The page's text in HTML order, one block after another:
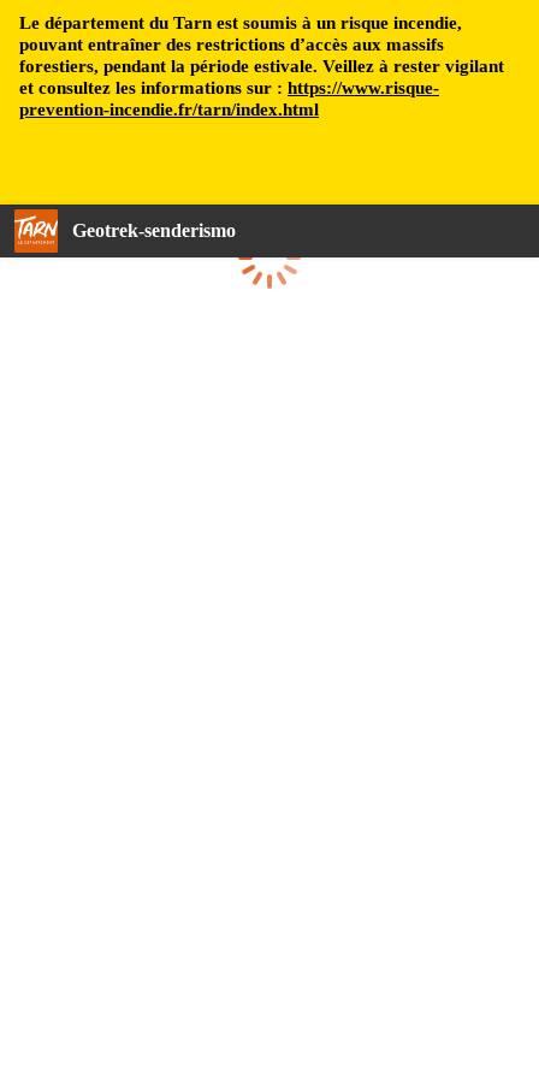
Le département du Tarn est soumis à un risque incendie,
pouvant entraîner des restrictions d’accès aux massifs
forestiers, pendant la période estivale. Veillez à rester vigilant
et consultez les informations sur : https://www.risque-
prevention-incendie.fr/tarn/index.html
Geotrek-senderismo
Cargando